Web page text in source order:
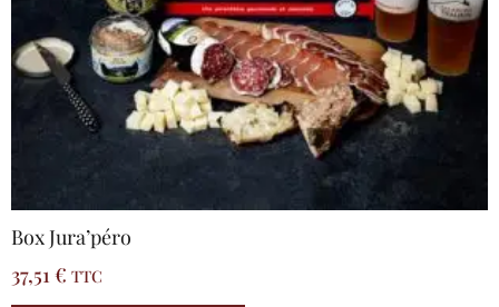
Box Jura’péro
37,51€ TTC